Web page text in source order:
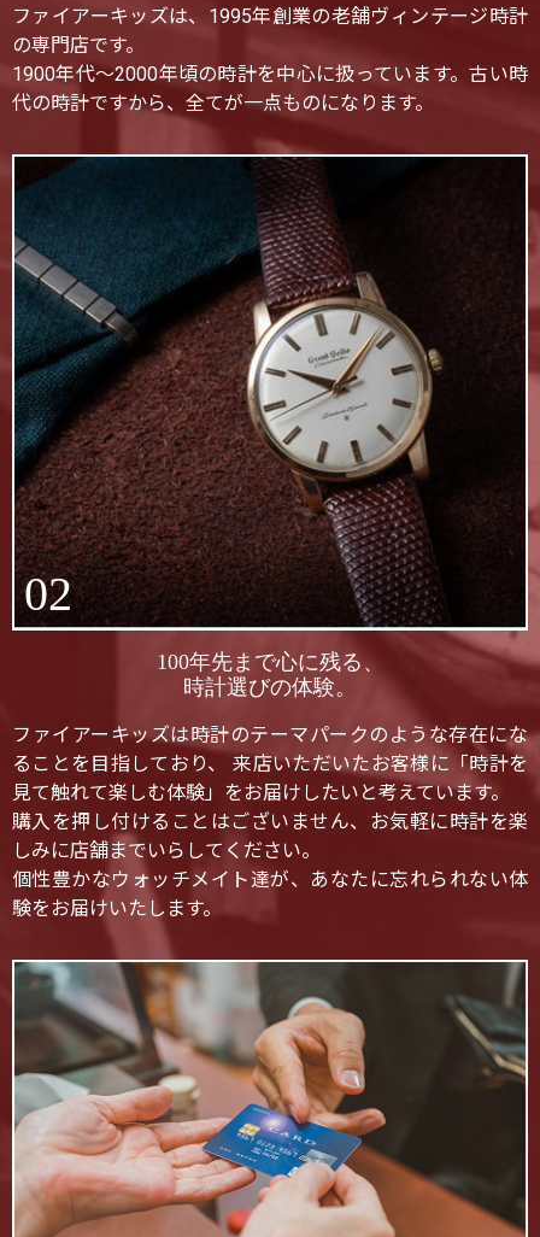
ファイアーキッズは、1995年創業の老舗ヴィンテージ時計
の専門店です。
1900年代〜2000年頃の時計を中心に扱っています。古い時
代の時計ですから、全てが一点ものになります。
02
100年先まで心に残る、
時計選びの体験。
ファイアーキッズは時計のテーマパークのような存在にな
ることを目指しており、 来店いただいたお客様に「時計を
見て触れて楽しむ体験」をお届けしたいと考えています。
購入を押し付けることはございません、お気軽に時計を楽
しみに店舗までいらしてください。
個性豊かなウォッチメイト達が、あなたに忘れられない体
験をお届けいたします。